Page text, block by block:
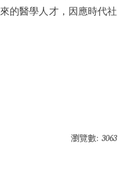
的醫學人才，因應時代社
瀏覽數: 3063